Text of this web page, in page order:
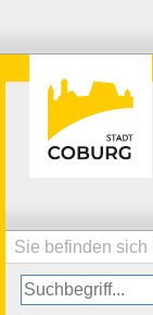
Sie befinden sich